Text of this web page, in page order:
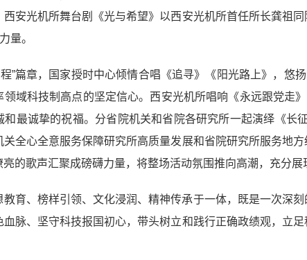
安光机所舞台剧《光与希望》以西安光机所首任所长龚祖
量。
”篇章，国家授时中心倾情合唱《追寻》《阳光路上》，
域科技制高点的坚定信心。西安光机所唱响《永远跟党走
最诚挚的祝福。分省院机关和省院各研究所一起演绎《长
全心全意服务保障研究所高质量发展和省院研究所服务地
的歌声汇聚成磅礴力量，将整场活动氛围推向高潮，充分
教育、榜样引领、文化浸润、精神传承于一体，既是一次深
脉、坚守科技报国初心，带头树立和践行正确政绩观，立